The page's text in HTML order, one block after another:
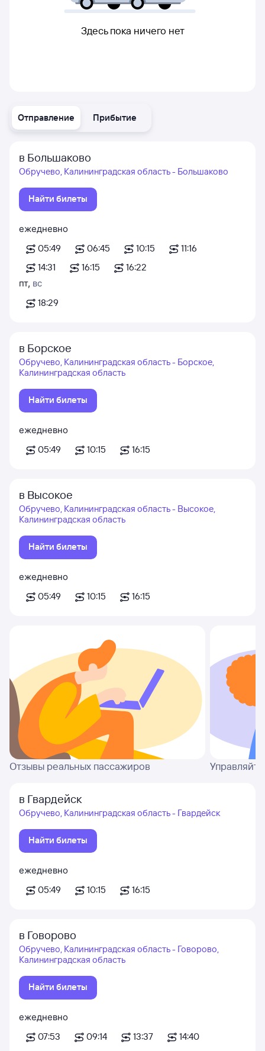
Отправление Прибытие
в Большаково
Обручево, Калининградская область - Большаково
Найти билеты
ежедневно
05:49
06:45 10:15
11:16
14:31
16:15
16:22
пт, вс
18:29
в Борское
Обручево, Калининградская область - Борское,
Калининградская область
Найти билеты
ежедневно
05:49
10:15 16:15
в Высокое
Обручево, Калининградская область - Высокое,
Калининградская область
Найти билеты
ежедневно
05:49
10:15 16:15
Отзывы реальных пассажиров
в Гвардейск
Обручево, Калининградская область - Гвардейск
Найти билеты
ежедневно
05:49
10:15 16:15
в Говорово
Обручево, Калининградская область - Говорово,
Калининградская область
Найти билеты
ежедневно
07:53
09:14 13:37
14:40
Здесь пока ничего нет